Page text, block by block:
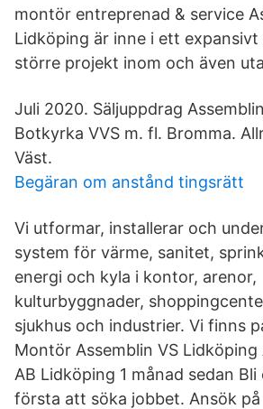
montör entreprenad & service
Lidköping är inne i ett
större projekt inom och även
Juli 2020. Säljuppdrag
Botkyrka VVS m. fl. Bromma.
Väst.
Begäran om anstånd tingsrätt
Vi utformar, installerar och
system för värme, sanitet,
energi och kyla i kontor, arenor,
kulturbyggnader,
sjukhus och industrier. Vi finns
Montör Assemblin VS Lidköping
AB Lidköping 1 månad sedan Bli
första att söka jobbet. Ansök